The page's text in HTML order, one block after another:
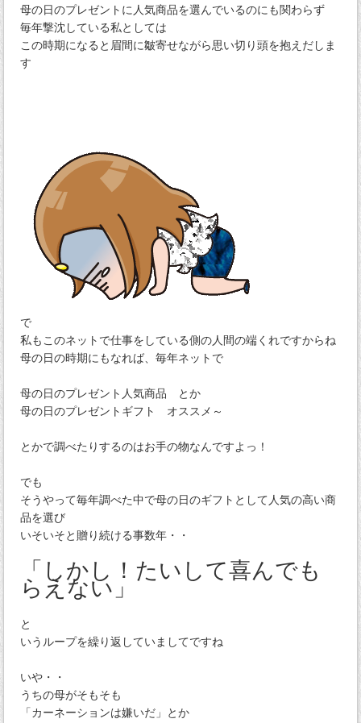
母の日のプレゼントに人気商品を選んでいるのにも関わらず
毎年撃沈している私としては
この時期になると眉間に皺寄せながら思い切り頭を抱えだしま
す
で
私もこのネットで仕事をしている側の人間の端くれですからね
母の日の時期にもなれば、毎年ネットで
母の日のプレゼント人気商品 とか
母の日のプレゼントギフト オススメ～
とかで調べたりするのはお手の物なんですよっ！
でも
そうやって毎年調べた中で母の日のギフトとして人気の高い商
品を選び
いそいそと贈り続ける事数年・・
「しかし！たいして喜んでも
らえない」
と
いうループを繰り返していましてですね
いや・・
うちの母がそもそも
「カーネーションは嫌いだ」とか